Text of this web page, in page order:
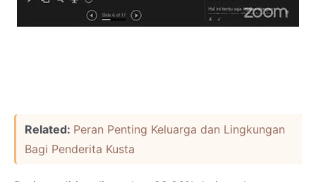
Related: Peran Penting Keluarga dan Lingkungan
Bagi Penderita Kusta